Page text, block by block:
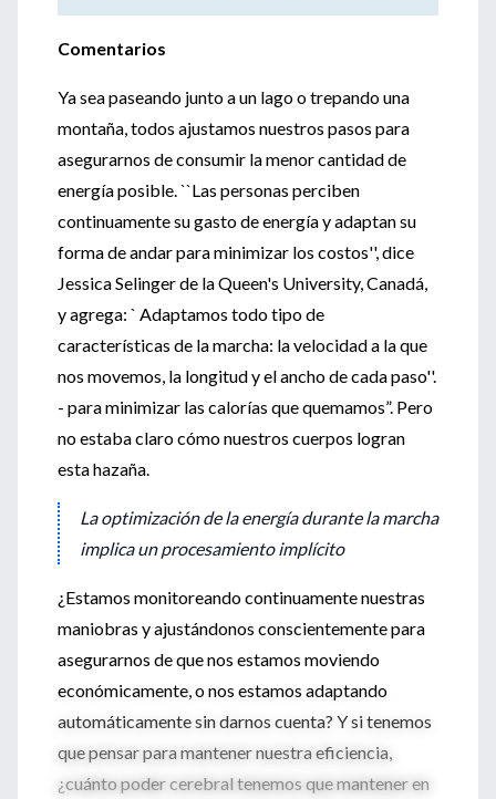
Comentarios
Ya sea paseando junto a un lago o trepando una
montaña, todos ajustamos nuestros pasos para
asegurarnos de consumir la menor cantidad de
energía posible. ``Las personas perciben
continuamente su gasto de energía y adaptan su
forma de andar para minimizar los costos'', dice
Jessica Selinger de la Queen's University, Canadá,
y agrega: ` Adaptamos todo tipo de
características de la marcha: la velocidad a la que
nos movemos, la longitud y el ancho de cada paso''.
- para minimizar las calorías que quemamos”. Pero
no estaba claro cómo nuestros cuerpos logran
esta hazaña.
La optimización de la energía durante la marcha
implica un procesamiento implícito
¿Estamos monitoreando continuamente nuestras
maniobras y ajustándonos conscientemente para
asegurarnos de que nos estamos moviendo
económicamente, o nos estamos adaptando
automáticamente sin darnos cuenta? Y si tenemos
que pensar para mantener nuestra eficiencia,
¿cuánto poder cerebral tenemos que mantener en